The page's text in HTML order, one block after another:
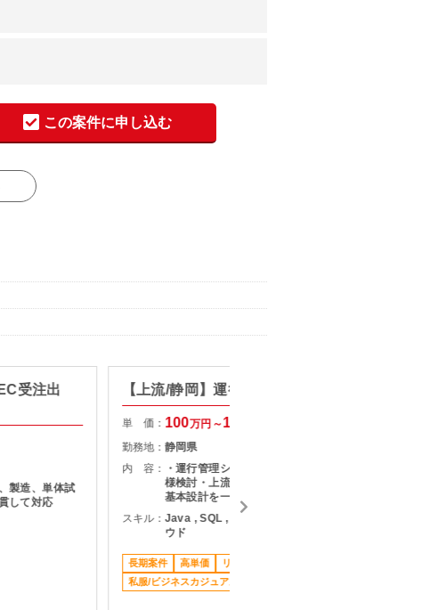
この案件に申し込む
受注出
製造、単体試
して対応
【上流/静岡】運行管理システム
単 価： 100万円～105
勤務地： 静岡県
内 容：
・運行管理システム開発における仕
様検討・上流工程対応 ・要件定義～
基本設計を一人称で推進 ・データ移
行チーム／運用チーム／進捗管理チ
ームとの連携 ・ステークホルダー間
の調整、課題整理・対応案検討 ・既
存参画メンバー交代枠としての参画
・同一プロジェクト内で別ポジショ
ン募集あり（詳細：要確認）
スキル： Java , SQL , AWS , パブリッククラ
ウド
長期案件 高単価
リモート可
私服/ビジネスカジュアル可